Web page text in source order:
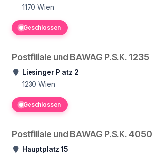
1170 Wien
Geschlossen
Postfiliale und BAWAG P.S.K. 1235
Liesinger Platz 2
1230 Wien
Geschlossen
Postfiliale und BAWAG P.S.K. 4050
Hauptplatz 15